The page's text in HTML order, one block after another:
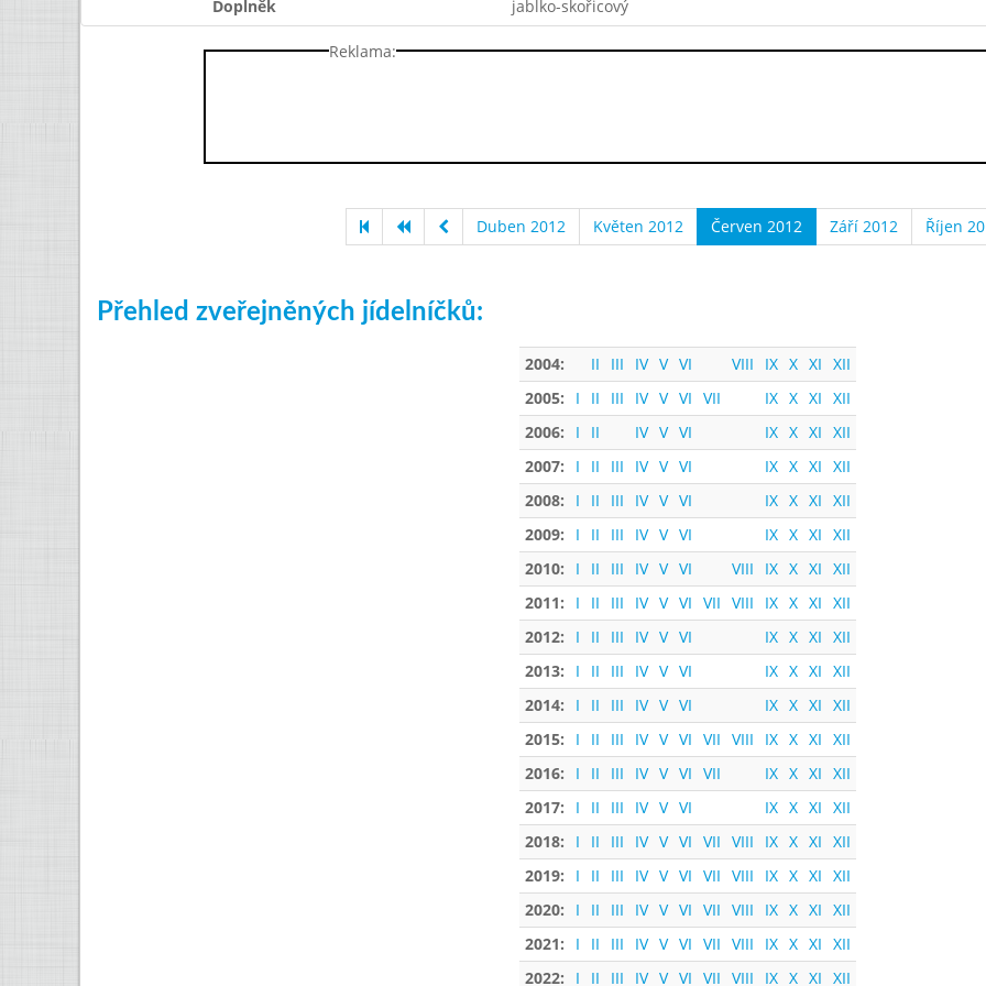
Doplněk jablko-skořicový
Reklama:
Duben 2012 Květen 2012 Červen 2012 Září 2012 Říjen
Přehled zveřejněných jídelníčků:
2004: II III IV V VI VIII IX X XI XII
2005:
I II III IV V VI VII IX X XI XII
2006:
I II IV V VI IX X XI XII
2007:
I II III IV V VI IX X XI XII
2008:
I II III IV V VI IX X XI XII
2009:
I II III IV V VI IX X XI XII
2010:
I II III IV V VI VIII IX X XI XII
2011:
I II III IV V VI VII VIII IX X XI XII
2012:
I II III IV V VI IX X XI XII
2013:
I II III IV V VI IX X XI XII
2014:
I II III IV V VI IX X XI XII
2015:
I II III IV V VI VII VIII IX X XI XII
2016:
I II III IV V VI VII IX X XI XII
2017:
I II III IV V VI IX X XI XII
2018:
I II III IV V VI VII VIII IX X XI XII
2019:
I II III IV V VI VII VIII IX X XI XII
2020:
I II III IV V VI VII VIII IX X XI XII
2021:
I II III IV V VI VII VIII IX X XI XII
2022:
I II III IV V VI VII VIII IX X XI XII